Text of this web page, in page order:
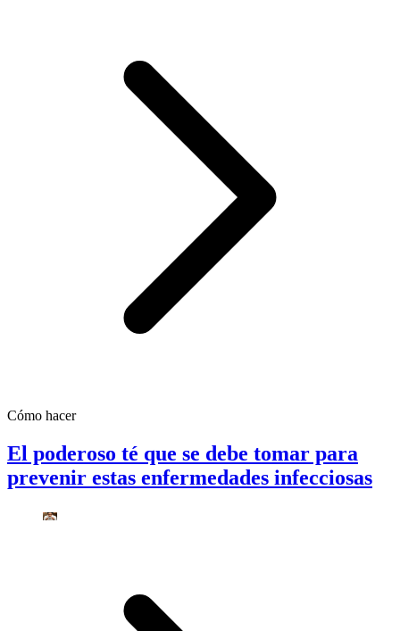
Cómo hacer
El poderoso té que se debe tomar para
prevenir estas enfermedades infecciosas